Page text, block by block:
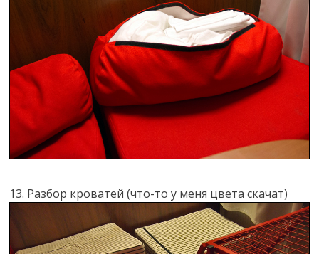
13. Разбор кроватей (что-то у меня цвета скачат)